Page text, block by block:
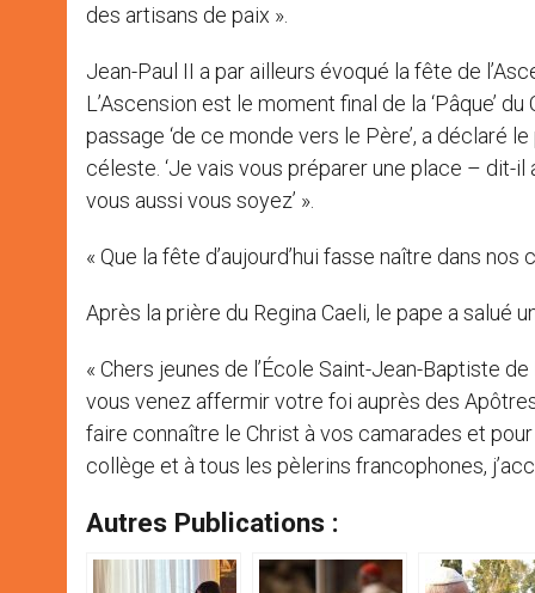
des artisans de paix ».
Jean-Paul II a par ailleurs évoqué la fête de
L’Ascension est le moment final de la ‘Pâque’
passage ‘de ce monde vers le Père’, a déclaré
céleste. ‘Je vais vous préparer une place – dit-
vous aussi vous soyez’ ».
« Que la fête d’aujourd’hui fasse naître dans
Après la prière du Regina Caeli, le pape a salué
« Chers jeunes de l’École Saint-Jean-Baptiste
vous venez affermir votre foi auprès des
faire connaître le Christ à vos camarades et
collège et à tous les pèlerins francophones,
Autres Publications :